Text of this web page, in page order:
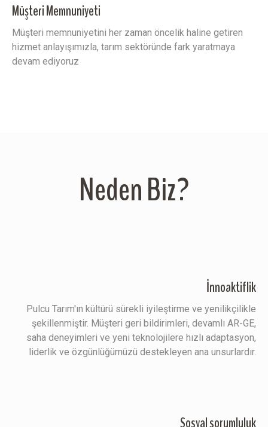
Müşteri Memnuniyeti
Müşteri memnuniyetini her zaman öncelik haline getiren
hizmet anlayışımızla, tarım sektöründe fark yaratmaya
devam ediyoruz
Neden Biz?
İnnoaktiflik
Pulcu Tarım'ın kültürü sürekli iyileştirme ve yenilikçilikle
şekillenmiştir. Müşteri geri bildirimleri, devamlı AR-GE,
saha deneyimleri ve yeni teknolojilere hızlı adaptasyon,
liderlik ve özgünlüğümüzü destekleyen ana unsurlardır.
Sosyal sorumluluk